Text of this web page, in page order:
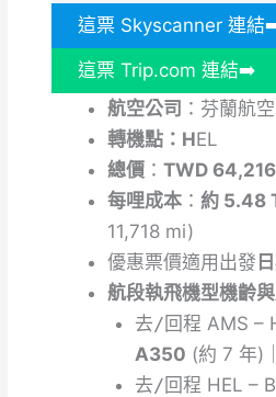
這票 Skyscanner 連結
這票 Trip.com 連結➡️
航空公司 ：芬蘭航
轉機點：HEL
總價： TWD 64,216
每哩成本： 約 5.48
11,718 mi)
優惠票價適用出發
航段執飛機型機齡
去/回程 AMS –
A350 (約 7 年)
去/回程 HEL –